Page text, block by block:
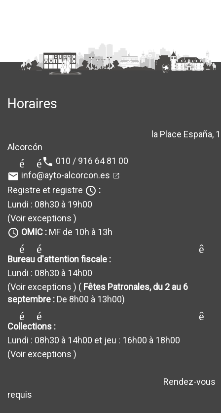
Horaires
la Place España, 1
Alcorcón
téléphone 010 / 916 64 81 00
email info@ayto-alcorcon.es
Registre et registre query_builder :
Lundi : 08h30 à 19h00
(Voir exceptions )
query_builder OMIC : MF de 10h à 13h
générateur_de
Bureau d'attention fiscale :
Lundi : 08h30 à 14h00
(Voir exceptions ) ( Fêtes Patronales, du 2 au 6
septembre : De 8h00 à 13h00)
générateur_de
Collections :
Lundi : 08h30 à 14h00 et jeu : 16h00 à 18h00
(Voir exceptions )
Rendez-vous
requis